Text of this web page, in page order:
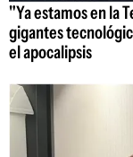
"Ya estamos en la
gigantes
el apocalipsis